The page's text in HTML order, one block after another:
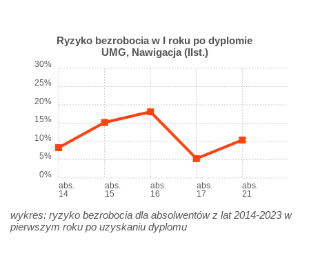
Ryzyko bezrobocia w I roku po dyplomie
UMG, Nawigacja (IIst.)
abs.
14
abs.
15
abs.
16
abs.
17
abs.
21
0%
5%
10%
15%
20%
25%
30%
wykres: ryzyko bezrobocia dla absolwentów z lat 2014-2023 w
pierwszym roku po uzyskaniu dyplomu